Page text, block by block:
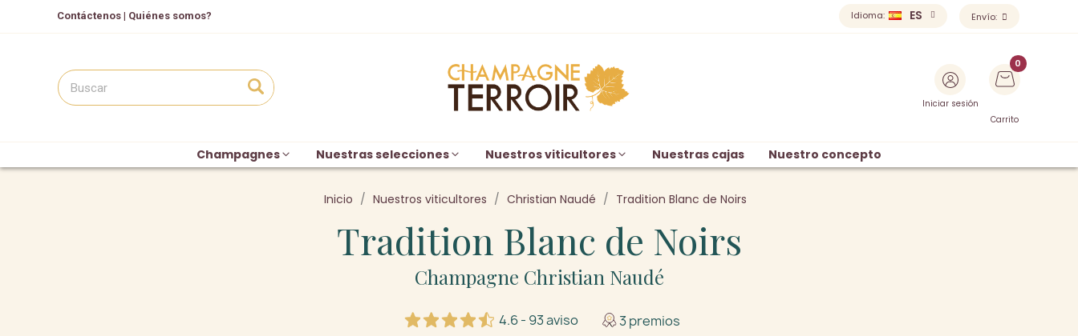
Contáctenos | Quiénes somos? Idioma: ES Envío:
Iniciar sesión
Carrito
Champagnes Nuestras selecciones Nuestros viticultores Nuestras cajas Nuestro concepto
Inicio Nuestros viticultores Christian Naudé Tradition Blanc de Noirs
Tradition Blanc de Noirs
Champagne Christian Naudé
4.6 - 93 aviso 3 premios